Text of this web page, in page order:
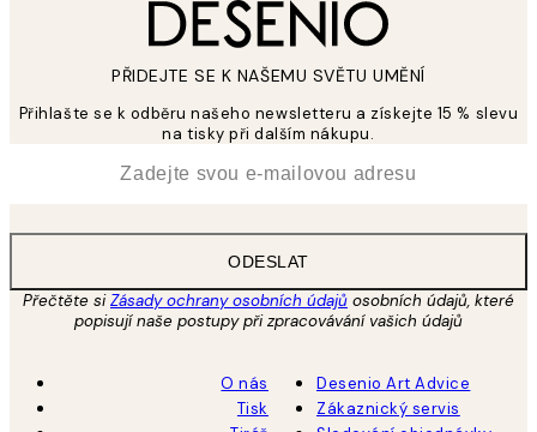
PŘIDEJTE SE K NAŠEMU SVĚTU UMĚNÍ
Přihlašte se k odběru našeho newsletteru a získejte 15 % slevu
na tisky při dalším nákupu.
ODESLAT
Přečtěte siZásady ochrany osobních údajů osobních údajů, které
popisují naše postupy při zpracovávání vašich údajů
O nás
Tisk
Desenio Art Advice
Zákaznický servis